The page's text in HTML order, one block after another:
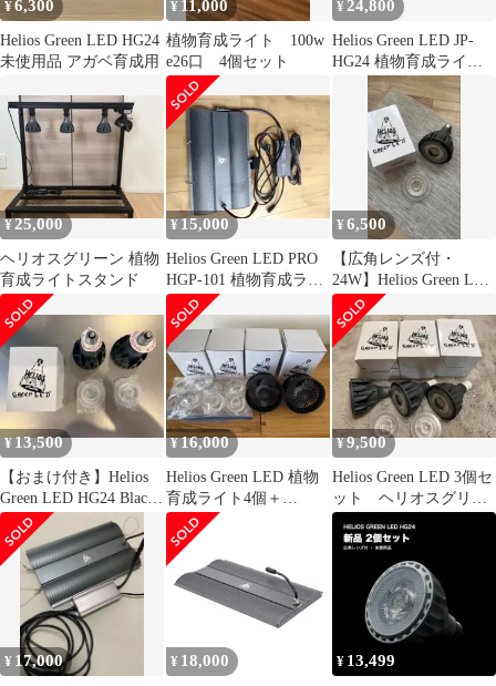
¥6,300
Helios Green LED HG24
未使用品 アガベ育成用
¥ 11,000
植物育成ライト 100w
e26口 4個セット
¥24,800
Helios Green LED JP-
HG24 植物育成ライト
¥25,000
ヘリオスグリーン 植物
育成ライトスタンド
¥15,000
Helios Green LED PRO
HGP-101 植物育成ライ
ト
¥6,500
【広角レンズ付・
24W】Helios Green LED
JP-HG24
¥13,500
【おまけ付き】Helios
Green LED HG24 Black
2個セット
¥16,000
Helios Green LED 植物
育成ライト4個＋
BARRELファン2個
¥9,500
Helios Green LED 3個セ
ット ヘリオスグリー
ン
¥ 17,000 ¥ 18,000 ¥ 13,499